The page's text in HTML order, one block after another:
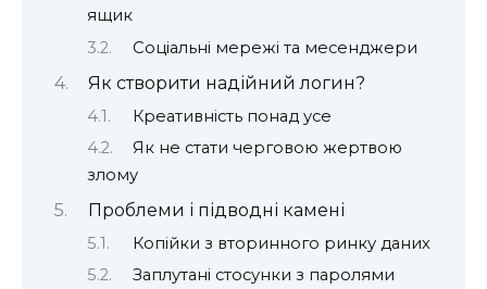
ящик
Соціальні мережі та месенджери
Як створити надійний логин?
Креативність понад усе
Як не стати черговою жертвою
злому
Проблеми і підводні камені
Копійки з вторинного ринку даних
Заплутані стосунки з паролями